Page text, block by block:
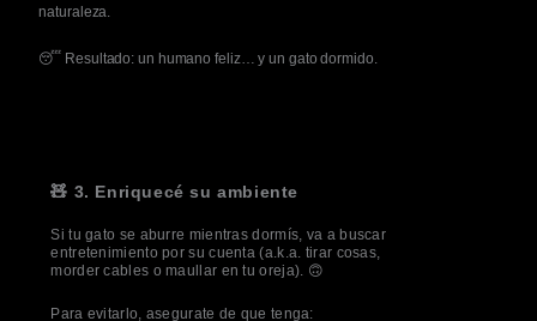
naturaleza.
😴 Resultado: un humano feliz… y un gato dormido.
🧸 3. Enriquecé su ambiente
Si tu gato se aburre mientras dormís, va a buscar
entretenimiento por su cuenta (a.k.a. tirar cosas,
morder cables o maullar en tu oreja). 🙃
Para evitarlo, asegurate de que tenga: